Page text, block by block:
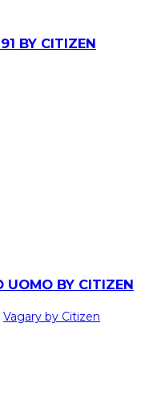
BY CITIZEN
UOMO BY CITIZEN
Vagary by Citizen